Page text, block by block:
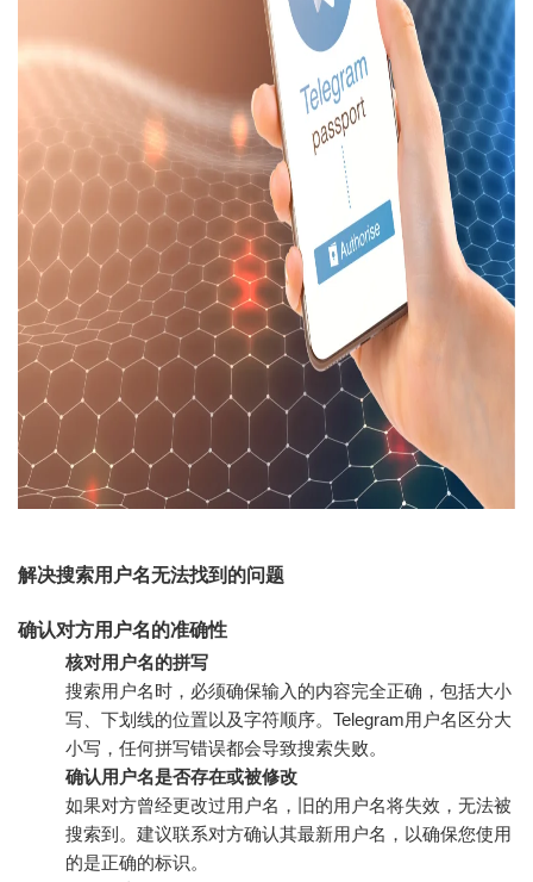
解决搜索用户名无法找到的问题
确认对方用户名的准确性
核对用户名的拼写
搜索用户名时，必须确保输入的内容完全正确，包括大小
写、下划线的位置以及字符顺序。Telegram用户名区分大
小写，任何拼写错误都会导致搜索失败。
确认用户名是否存在或被修改
如果对方曾经更改过用户名，旧的用户名将失效，无法被
搜索到。建议联系对方确认其最新用户名，以确保您使用
的是正确的标识。